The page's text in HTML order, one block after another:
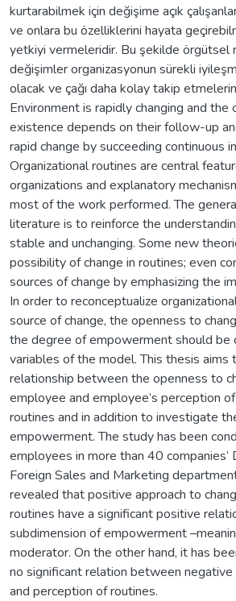
kurtarabilmek için değişime açık
ve onlara bu özelliklerini hayata
yetkiyi vermeleridir. Bu şekilde örgütsel
değişimler organizasyonun sürekli
olacak ve çağı daha kolay takip
Environment is rapidly changing and the
existence depends on their follow-up
rapid change by succeeding continuous
Organizational routines are central
organizations and explanatory
most of the work performed. The
literature is to reinforce the
stable and unchanging. Some new
possibility of change in routines; even
sources of change by emphasizing the
In order to reconceptualize
source of change, the openness to
the degree of empowerment should be
variables of the model. This thesis aims
relationship between the openness to
employee and employee’s perception
routines and in addition to investigate
empowerment. The study has been
employees in more than 40 companies’
Foreign Sales and Marketing
revealed that positive approach to
routines have a significant positive
subdimension of empowerment
moderator. On the other hand, it has
no significant relation between negative
and perception of routines.